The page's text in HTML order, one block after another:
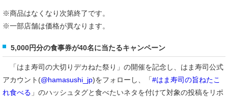
※商品はなくなり次第終了です。
※一部店舗は価格が異なります。
5,000円分の食事券が40名に当たるキャンペーン
「はま寿司の大切りデカねた祭り」の開催を記念し、はま寿司公式
アカウント(@hamasushi_jp)をフォローし、「#はま寿司の旨ねたこ
れ食べる 」のハッシュタグと食べたいネタを付けて対象の投稿をリポ